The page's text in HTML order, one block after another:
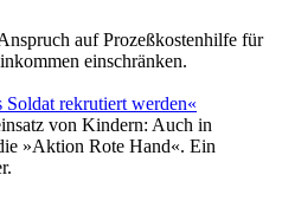
auf Prozeßkostenhilfe für
einschränken.
rekrutiert werden«
von Kindern: Auch in
»Aktion Rote Hand«. Ein